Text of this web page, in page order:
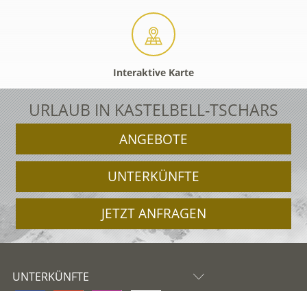
Interaktive Karte
URLAUB IN KASTELBELL-TSCHARS
ANGEBOTE
UNTERKÜNFTE
JETZT ANFRAGEN
UNTERKÜNFTE